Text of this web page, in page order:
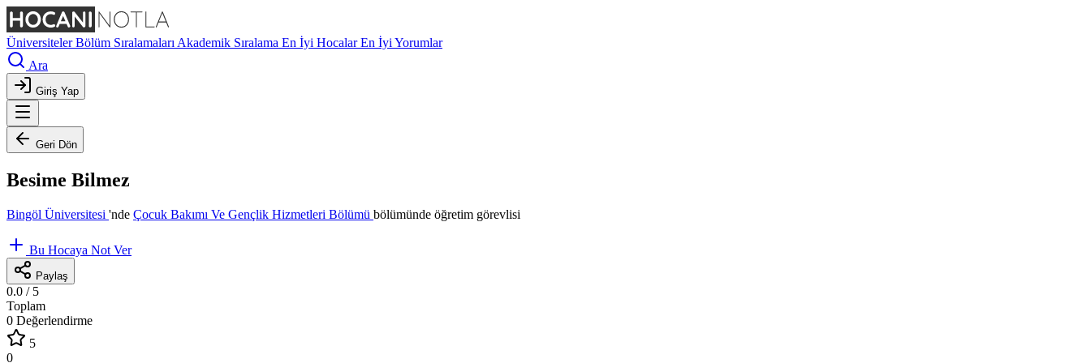
ÜniversitelerBölüm Sıralamaları Akademik Sıralama En İyi HocalarEn İyi Yorumlar
Ara
Giriş Yap
Geri Dön
Besime Bilmez
Bingöl Üniversitesi 'nde Çocuk Bakımı Ve Gençlik Hizmetleri Bölümü bölümünde öğretim görevlisi
Bu Hocaya Not Ver
Paylaş
0.0 / 5
Toplam
0 Değerlendirme
5
0